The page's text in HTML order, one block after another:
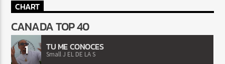
CHART
CANADA TOP 40
1 TU ME CONOCES
Small J EL DE LA S